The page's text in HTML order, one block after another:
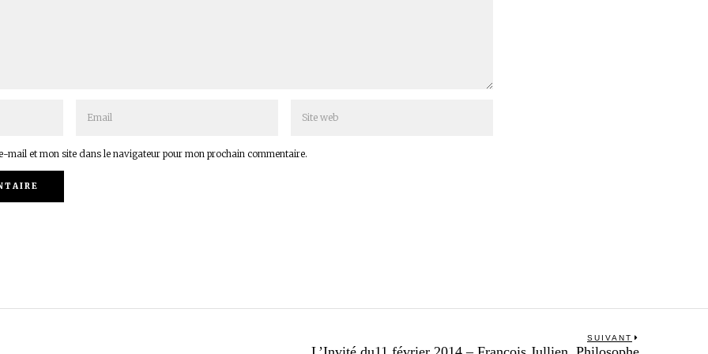
mail et mon site dans le navigateur pour mon prochain commentaire.
SUIVANT
Next